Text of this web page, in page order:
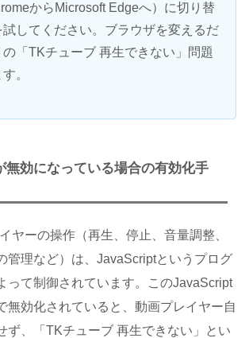
からMicrosoft Edgeへ）に切り替
試してください。ブラウザを変えるだ
「TKチューブ 再生できない」問題
。
効になっている場合の有効化手
ヤーの操作（再生、停止、音量調整、
管理など）は、JavaScriptというプログ
って制御されています。このJavaScript
無効化されていると、動画プレイヤー自
ず、「TKチューブ 再生できない」とい